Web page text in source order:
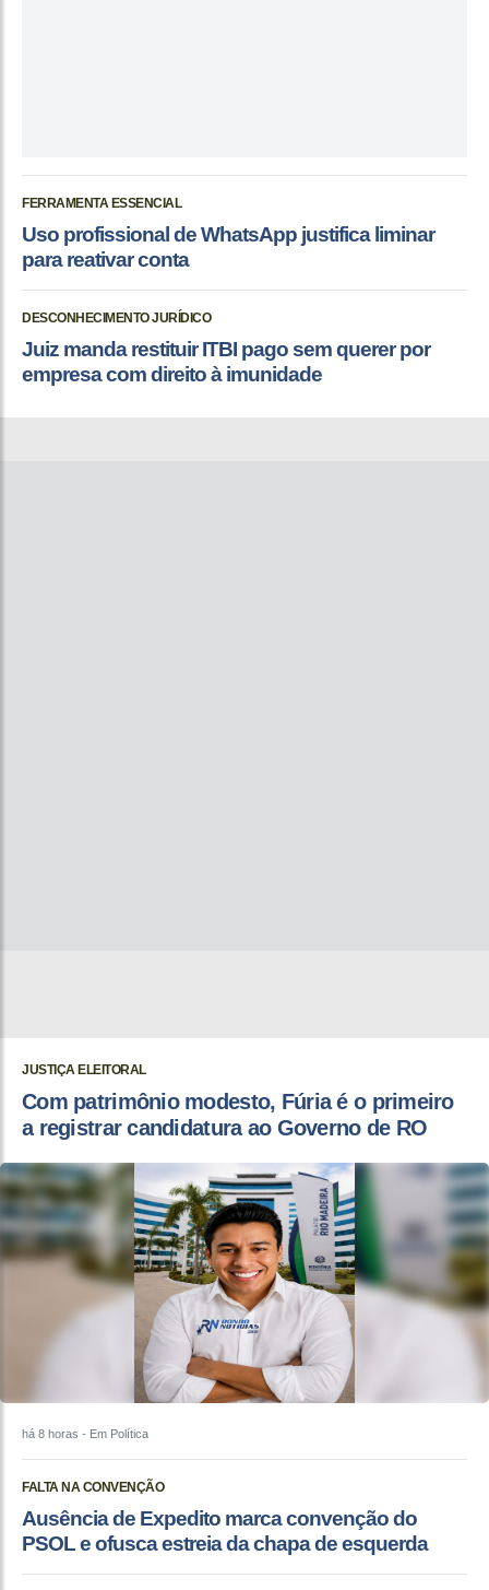
FERRAMENTA ESSENCIAL
Uso profissional de WhatsApp justifica liminar
para reativar conta
DESCONHECIMENTO JURÍDICO
Juiz manda restituir ITBI pago sem querer por
empresa com direito à imunidade
JUSTIÇA ELEITORAL
Com patrimônio modesto, Fúria é o primeiro
a registrar candidatura ao Governo de RO
há 8 horas - Em Política
FALTA NA CONVENÇÃO
Ausência de Expedito marca convenção do
PSOL e ofusca estreia da chapa de esquerda